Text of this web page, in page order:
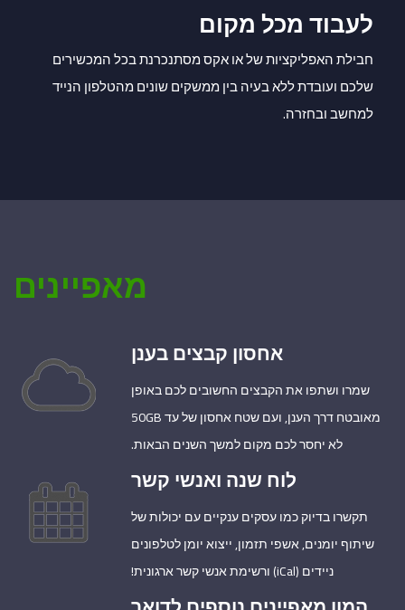
לעבוד מכל מקום
חבילת האפליקציות של או אקס מסתנכרנת בכל המכשירים
שלכם ועובדת ללא בעיה בין ממשקים שונים מהטלפון הנייד
למחשב ובחזרה.
מאפיינים
אחסון קבצים בענן
שמרו ושתפו את הקבצים החשובים לכם באופן
מאובטח דרך הענן, ועם שטח אחסון של עד 50GB
לא יחסר לכם מקום למשך השנים הבאות.
לוח שנה ואנשי קשר
תקשרו בדיוק כמו עסקים ענקיים עם יכולות של
שיתוף יומנים, אשפי תזמון, ייצוא יומן לטלפונים
ניידים (iCal) ורשימת אנשי קשר ארגונית!